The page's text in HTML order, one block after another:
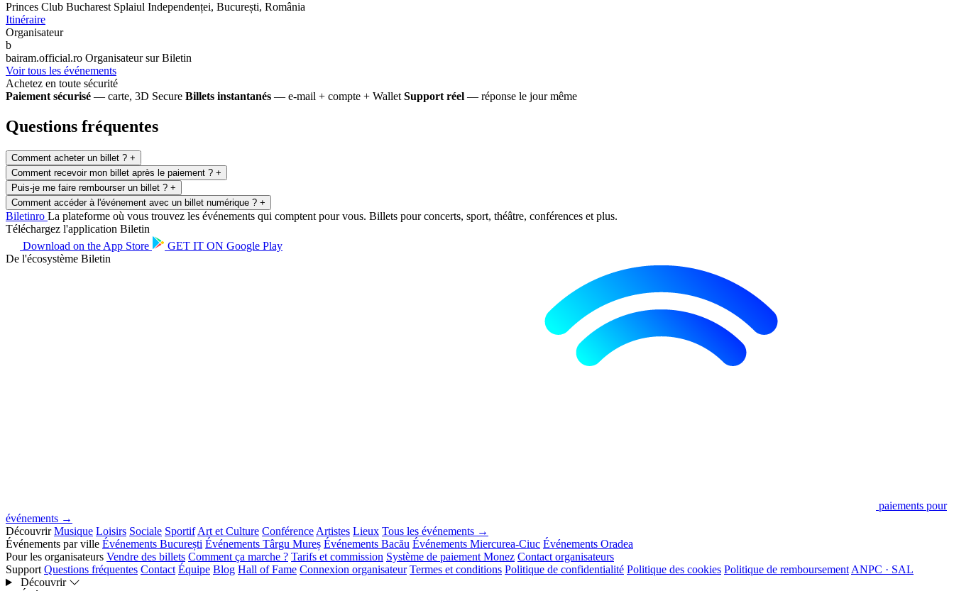
Princes Club Bucharest Splaiul Independenței, București, România
Itinéraire
Organisateur
b
bairam.official.ro Organisateur sur Biletin
Voir tous les événements
Achetez en toute sécurité
Paiement sécurisé — carte, 3D Secure Billets instantanés — e-mail + compte + Wallet Support réel — réponse le jour même
Questions fréquentes
Comment acheter un billet ? +
Comment recevoir mon billet après le paiement ? +
Puis-je me faire rembourser un billet ? +
Comment accéder à l'événement avec un billet numérique ? +
Biletinro La plateforme où vous trouvez les événements qui comptent pour vous. Billets pour concerts, sport, théâtre, conférences et plus.
Téléchargez l'application Biletin
Download on the App Store GET IT ON Google Play
De l'écosystème Biletin
paiements pour
événements →
Découvrir Musique Loisirs Sociale Sportif Art et Culture Conférence Artistes Lieux Tous les événements →
Événements par ville Événements București Événements Târgu Mureș Événements Bacău Événements Miercurea-Ciuc Événements Oradea
Pour les organisateurs Vendre des billets Comment ça marche ? Tarifs et commission Système de paiement Monez Contact organisateurs
Support Questions fréquentes Contact Équipe Blog Hall of Fame Connexion organisateur Termes et conditions Politique de confidentialité Politique des cookies Politique de remboursement ANPC · SAL
Découvrir